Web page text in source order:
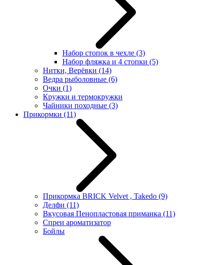
Набор стопок в чехле (3)
Набор фляжка и 4 стопки (5)
Нитки, Верёвки (14)
Ведра рыболовные (6)
Очки (1)
Кружки и термокружки
Чайники походные (3)
Прикормки (11)
Прикормка BRICK Velvet , Takedo (9)
Делфи (11)
Вкусовая Пенопластовая приманка (11)
Спреи ароматизатор
Бойлы